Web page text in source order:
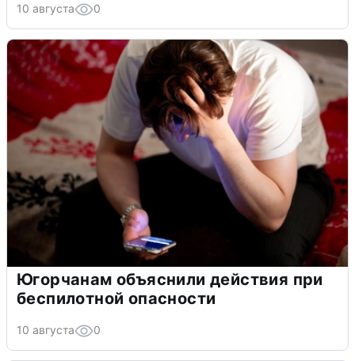
10 августа 0
Югорчанам объяснили действия при
беспилотной опасности
10 августа 0